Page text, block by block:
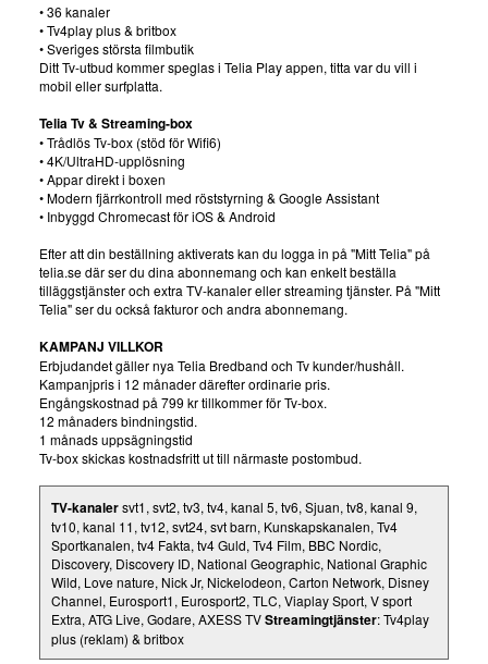
• 36 kanaler
• Tv4play plus & britbox
• Sveriges största filmbutik
Ditt Tv-utbud kommer speglas i Telia Play appen, titta var du vill i
mobil eller surfplatta.
Telia Tv & Streaming-box
• Trådlös Tv-box (stöd för Wifi6)
• 4K/UltraHD-upplösning
• Appar direkt i boxen
• Modern fjärrkontroll med röststyrning & Google Assistant
• Inbyggd Chromecast för iOS & Android
Efter att din beställning aktiverats kan du logga in på "Mitt Telia" på
telia.se där ser du dina abonnemang och kan enkelt beställa
tilläggstjänster och extra TV-kanaler eller streaming tjänster. På "Mitt
Telia" ser du också fakturor och andra abonnemang.
KAMPANJ VILLKOR
Erbjudandet gäller nya Telia Bredband och Tv kunder/hushåll.
Kampanjpris i 12 månader därefter ordinarie pris.
Engångskostnad på 799 kr tillkommer för Tv-box.
12 månaders bindningstid.
1 månads uppsägningstid
Tv-box skickas kostnadsfritt ut till närmaste postombud.
TV-kanalersvt1, svt2, tv3, tv4, kanal 5, tv6, Sjuan, tv8, kanal 9,
tv10, kanal 11, tv12, svt24, svt barn, Kunskapskanalen, Tv4
Sportkanalen, tv4 Fakta, tv4 Guld, Tv4 Film, BBC Nordic,
Discovery, Discovery ID, National Geographic, National Graphic
Wild, Love nature, Nick Jr, Nickelodeon, Carton Network, Disney
Channel, Eurosport1, Eurosport2, TLC, Viaplay Sport, V sport
Extra, ATG Live, Godare, AXESS TVStreamingtjänster: Tv4play
plus (reklam) & britbox